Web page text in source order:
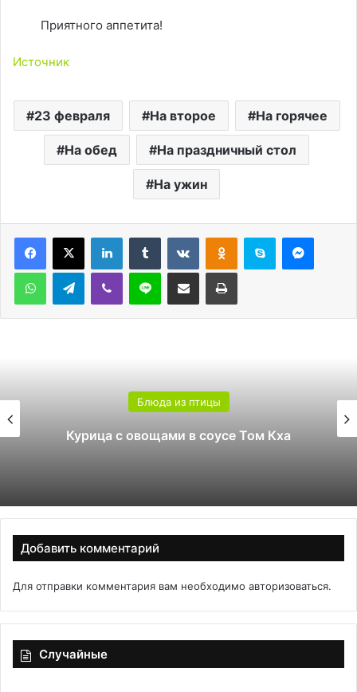
Приятного аппетита!
Источник
23 февраля На второе На горячее
На обед На праздничный стол
На ужин
LinkedInTumblr ВконтактеОдноклассники
Skype
WhatsAppTelegramViber Line Поделиться через электронную почту Печатать
Блюда из птицы
Курица с овощами в соусе Том Кха
Добавить комментарий
Для отправки комментария вам необходимо авторизоваться.
Случайные